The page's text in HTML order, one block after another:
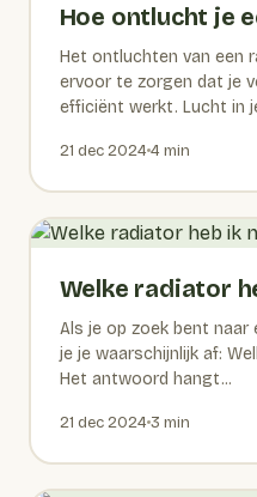
Hoe ontlucht je
Het ontluchten van een
ervoor te zorgen dat je
efficiënt werkt. Lucht in
21 dec 2024 4 min
Welke radiator
Als je op zoek bent naar
je je waarschijnlijk af:
Het antwoord hangt...
21 dec 2024 3 min